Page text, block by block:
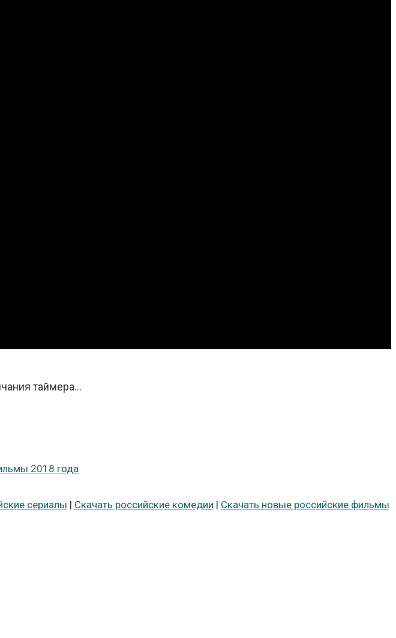
таймера...
2018 года
сериалы | Скачать российские комедии | Скачать новые российские фильмы